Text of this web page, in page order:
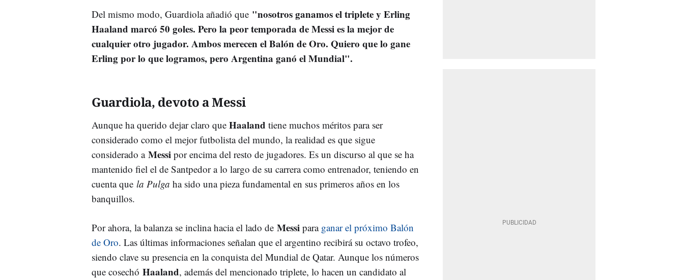
Del mismo modo, Guardiola añadió que "nosotros ganamos el triplete y Erling
Haaland marcó 50 goles. Pero la peor temporada de Messi es la mejor de
cualquier otro jugador. Ambos merecen el Balón de Oro. Quiero que lo gane
Erling por lo que logramos, pero Argentina ganó el Mundial".
Guardiola, devoto a Messi
Aunque ha querido dejar claro que Haaland tiene muchos méritos para ser
considerado como el mejor futbolista del mundo, la realidad es que sigue
considerado a Messi por encima del resto de jugadores. Es un discurso al que se ha
mantenido fiel el de Santpedor a lo largo de su carrera como entrenador, teniendo en
cuenta que la Pulga ha sido una pieza fundamental en sus primeros años en los
banquillos.
Por ahora, la balanza se inclina hacia el lado de Messi para ganar el próximo Balón
de Oro. Las últimas informaciones señalan que el argentino recibirá su octavo trofeo,
siendo clave su presencia en la conquista del Mundial de Qatar. Aunque los números
que cosechó Haaland, además del mencionado triplete, lo hacen un candidato al